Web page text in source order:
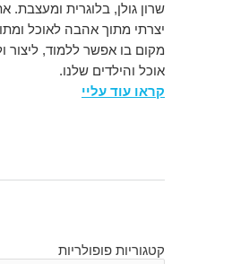
שרון גולן, בלוגרית ומעצבת.
יצרתי מתוך אהבה לאוכל
מקום בו אפשר ללמוד, ליצור
אוכל והילדים שלנו.
קראו עוד עליי
קטגוריות פופולריות
קטגוריות